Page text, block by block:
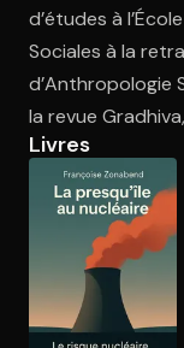
Ouvre l'app
d’études à
Sociales à la
d’Anthropologie
la revue
Livres